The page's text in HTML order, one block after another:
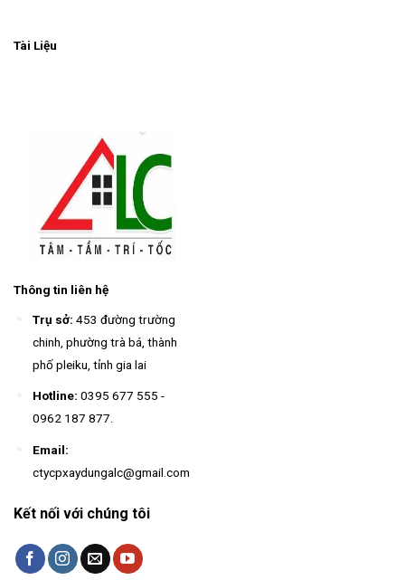
Tài Liệu
Thông tin liên hệ
Trụ sở: 453 đường trường
chinh, phường trà bá, thành
phố pleiku, tỉnh gia lai
Hotline: 0395 677 555 -
0962 187 877.
Email:
ctycpxaydungalc@gmail.com
Kết nối với chúng tôi